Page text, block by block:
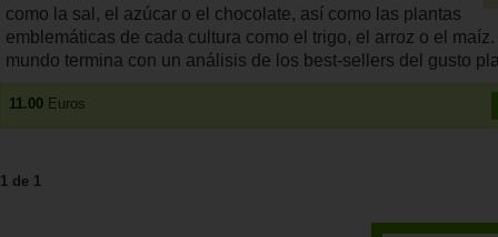
como la sal, el azúcar o el chocolate, así como las plantas
emblemáticas de cada cultura como el trigo, el arroz o el
mundo termina con un análisis de los best-sellers del gusto
11.00 Euros
1 de 1